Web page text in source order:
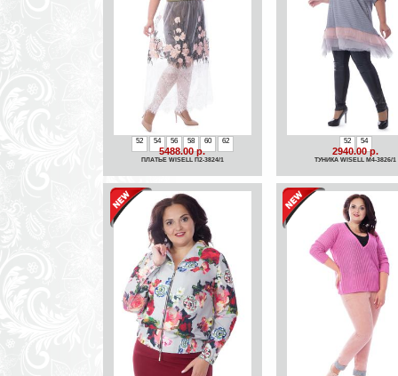
52 54 56 58 60 62
5488.00 р.
ПЛАТЬЕ WISELL П2-3824/1
52 54
2940.00 р.
ТУНИКА WISELL М4-3826/1